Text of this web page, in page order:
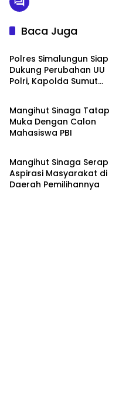
Baca Juga
Nusantara
Polres Simalungun Siap
Dukung Perubahan UU
Polri, Kapolda Sumut
Profesionalisme dan
Akuntabilitas Personel
Nusantara
Mangihut Sinaga Tatap
Muka Dengan Calon
Mahasiswa PBI
Nusantara
Mangihut Sinaga Serap
Aspirasi Masyarakat di
Daerah Pemilihannya